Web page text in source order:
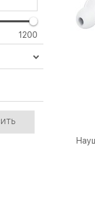
1200